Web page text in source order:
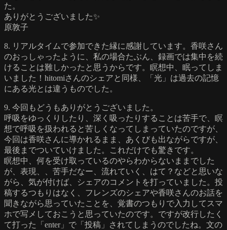
た。
ありがとうございました✨
原敦子
8. リアルタイムで参加できた縁に感謝しています。香咲さん
のおっしゃったように、私の場合たぶん、録画では集中を続
けることは難しかったと思うからです。瞑想中、眠ってしま
いました！hitomiさんのシェアと同様、「光」は過去の記憶
にある光とは違うものでした。
9. 今回もどうもありがとうございました。
呼吸をゆっくりしたり、深く吸ったりすることは苦手で、瞑
想で呼吸を扱われると苦しくなってしまっていたのですが、
今回は香咲さんに導かれるまま、あくびも出ながらですが、
最後までついていけました。これだけでも驚きです。
瞑想中、何を受け取っているのやらわからないままでした
が、表現、、苦手だなー、流れていく、はて？などと思いな
がら、気が付けば、シェアのコメントを打っていました。投
稿するつもりはなく、フレンズのシェアや香咲さんのお話を
聞きながら思っていたことを、覚書のつもりで入力してスマ
ホで写メしておこうと思っていたのです。ですが改行したく
て打った「enter」で「投稿」されてしまうのでしたね。文の